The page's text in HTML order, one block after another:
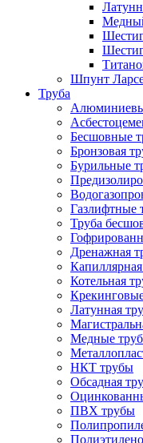
Шпунт
Труба
Бесшовные
Бронзовая
Бурильные
Газлифтные
Труба
Дренажная
Котельная
Латунная
Медные
НКТ трубы
Обсадная
ПВХ трубы